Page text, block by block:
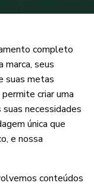
completo
marca, seus
suas metas
criar uma
necessidades
única que
e nossa
conteúdos